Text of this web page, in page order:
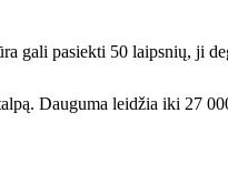
gali pasiekti 50 laipsnių, ji
Dauguma leidžia iki 27